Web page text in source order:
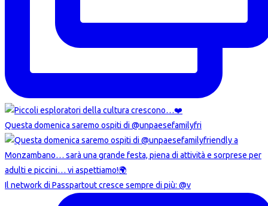
Questa domenica saremo ospiti di @unpaesefamilyfri
Il network di Passpartout cresce sempre di più: @v